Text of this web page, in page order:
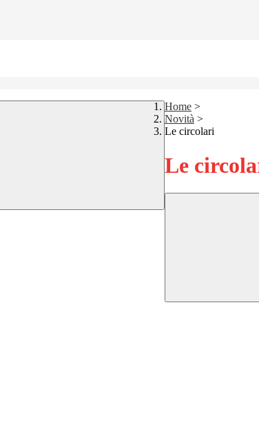
Home >
Novità >
Le circolari
Le